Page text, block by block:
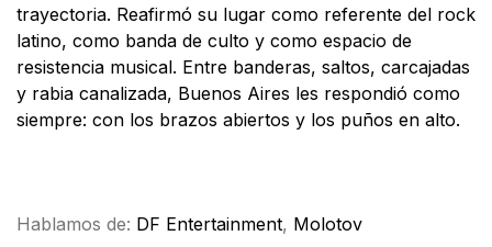
trayectoria. Reafirmó su lugar como referente del rock
latino, como banda de culto y como espacio de
resistencia musical. Entre banderas, saltos, carcajadas
y rabia canalizada, Buenos Aires les respondió como
siempre: con los brazos abiertos y los puños en alto.
Hablamos de: DF Entertainment, Molotov